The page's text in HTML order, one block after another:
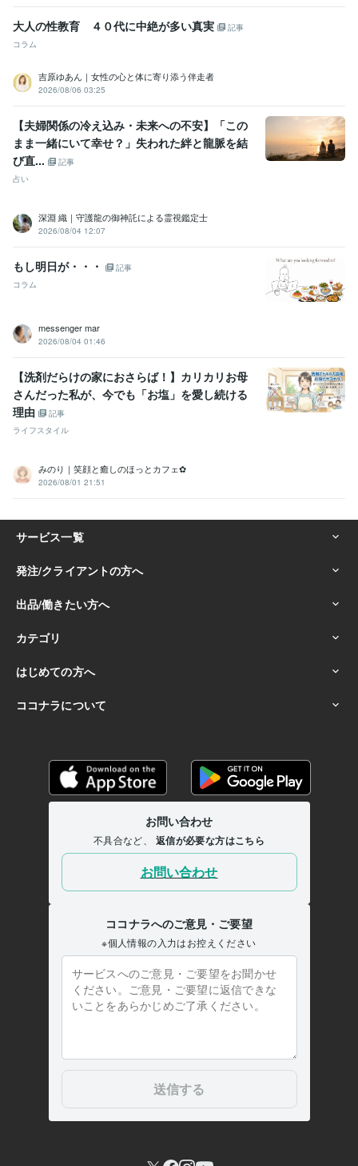
大人の性教育 ４０代に中絶が多い真実
記事
コラム
吉原ゆあん｜女性の心と体に寄り添う伴走者
2026/08/06 03:25
【夫婦関係の冷え込み・未来への不安】「この
まま一緒にいて幸せ？」失われた絆と龍脈を結
び直...
記事
占い
深淵 織｜守護龍の御神託による霊視鑑定士
2026/08/04 12:07
もし明日が・・・
記事
コラム
messenger mar
2026/08/04 01:46
【洗剤だらけの家におさらば！】カリカリお母
さんだった私が、今でも「お塩」を愛し続ける
理由
記事
ライフスタイル
みのり｜笑顔と癒しのほっとカフェ✿
2026/08/01 21:51